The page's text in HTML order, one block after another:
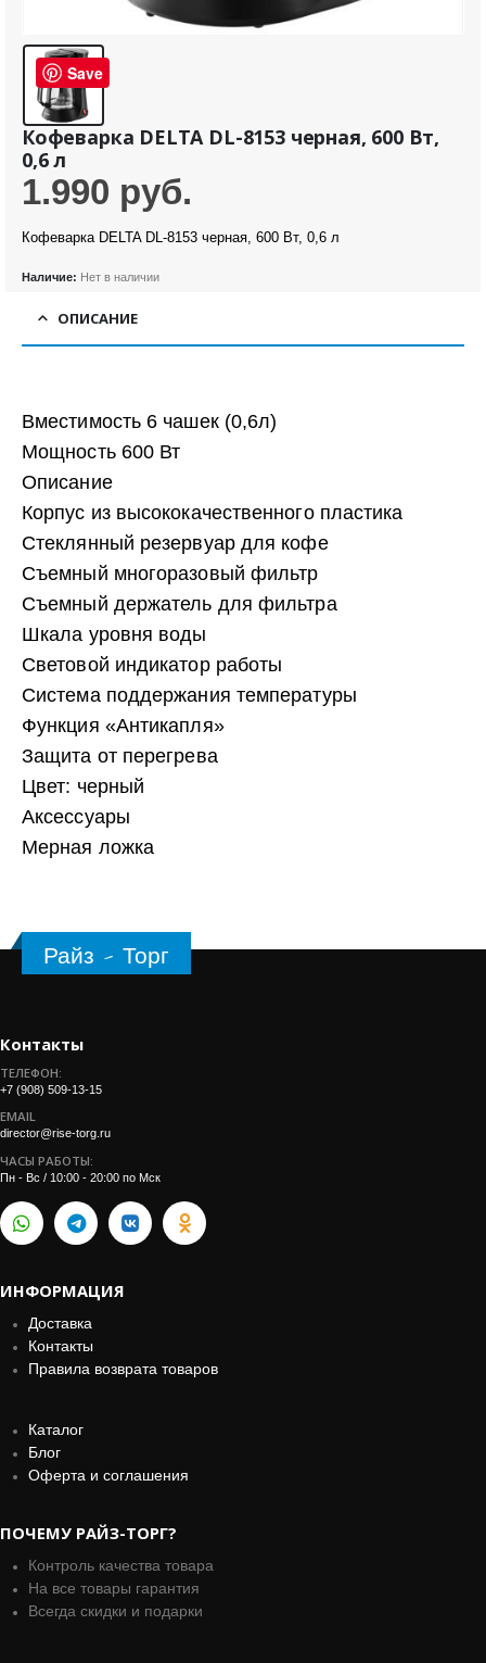
Кофеварка DELTA DL-8153 черная, 600 Вт,
0,6 л
1.990 руб.
Кофеварка DELTA DL-8153 черная, 600 Вт, 0,6 л
Наличие: Нет в наличии
ОПИСАНИЕ
Вместимость 6 чашек (0,6л)
Мощность 600 Вт
Описание
Корпус из высококачественного пластика
Стеклянный резервуар для кофе
Съемный многоразовый фильтр
Съемный держатель для фильтра
Шкала уровня воды
Световой индикатор работы
Система поддержания температуры
Функция «Антикапля»
Защита от перегрева
Цвет: черный
Аксессуары
Мерная ложка
Райз - Торг
Контакты
ТЕЛЕФОН:
+7 (908) 509-13-15
EMAIL
director@rise-torg.ru
ЧАСЫ РАБОТЫ:
Пн - Вс / 10:00 - 20:00 по Мск
ИНФОРМАЦИЯ
Доставка
Контакты
Правила возврата товаров
Каталог
Блог
Оферта и соглашения
ПОЧЕМУ РАЙЗ-ТОРГ?
Контроль качества товара
На все товары гарантия
Всегда скидки и подарки
Save